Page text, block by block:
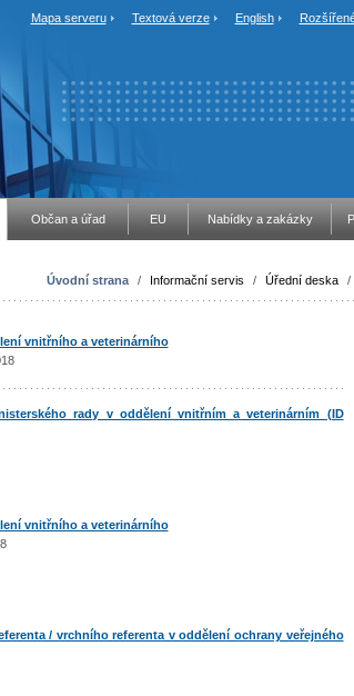
Mapa serveru Textová verze English
Občan a úřad EU Nabídky a zakázky
Úvodní strana / Informační servis / Úřední deska /
vnitřního a veterinárního
rady v oddělení vnitřním a veterinárním (ID
vnitřního a veterinárního
/ vrchního referenta v oddělení ochrany veřejného